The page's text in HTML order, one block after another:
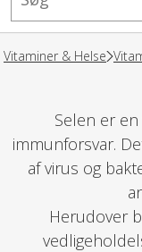
Vitaminer & Helse
Selen er
immunforsvar.
af virus og
Herudover